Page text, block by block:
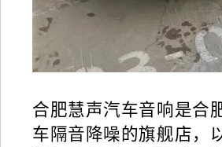
合肥慧声汽车音响是合
车隔音降噪的旗舰店，